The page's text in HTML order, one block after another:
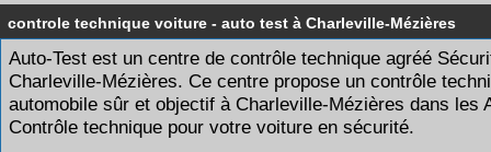
controle technique voiture - auto test à Charleville-Mézières
Auto-Test est un centre de contrôle technique agréé
Charleville-Mézières. Ce centre propose un contrôle
automobile sûr et objectif à Charleville-Mézières dans les
Contrôle technique pour votre voiture en sécurité.